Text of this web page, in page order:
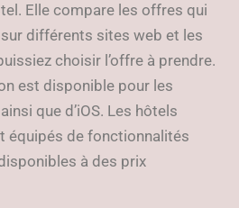
Elle compare les offres qui
différents sites web et les
choisir l’offre à prendre.
est disponible pour les
que d’iOS. Les hôtels
équipés de fonctionnalités
à des prix